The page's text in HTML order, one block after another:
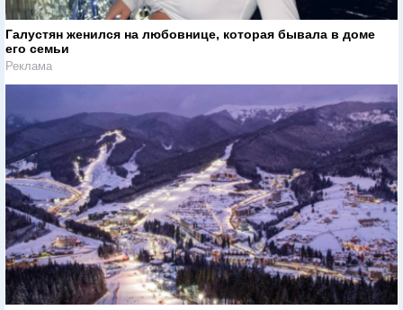
Галустян женился на любовнице, которая бывала в доме
его семьи
Реклама